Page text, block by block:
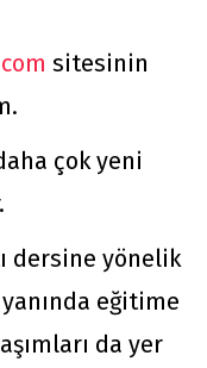
sitesinin
çok yeni
dersine yönelik
eğitime
da yer